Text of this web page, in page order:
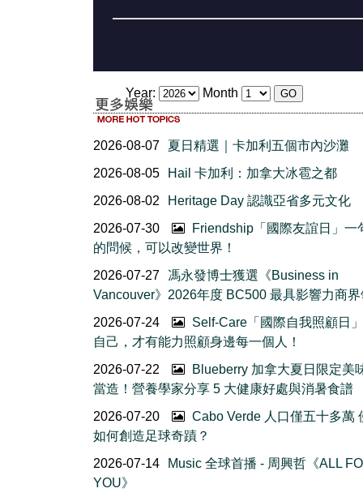
Year: Month
2026-08-07
夏日精選｜卡加利五個市內沙灘
2026-08-05
Hail 卡加利：加拿大冰雹之都
2026-08-02
Heritage Day 認識亞省多元文化
2026-07-30
Friendship「國際友誼日」一
的問候，可以改變世界！
2026-07-27
馮永發博士獲選《Business in
Vancouver》2026年度 BC500 最具影響力商
2026-07-24
Self-Care「國際自我照顧日
自己，才有能力照顧身邊每一個人！
2026-07-22
Blueberry 加拿大夏日限定美
當造！營養學家分享 5 大健康好處與消暑食譜
2026-07-20
Cabo Verde 人口僅五十多萬
如何創造足球奇蹟？
2026-07-14
Music 全球首播 - 周興哲《ALL
YOU》